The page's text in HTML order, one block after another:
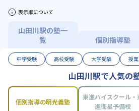
表示順について
山田川駅の塾一
覧
個別指導塾
中学受験 高校受験 大学受験 授
山田川駅で人気の
個別指導の明光義塾
東進ハイスクール・
進衛星予備校